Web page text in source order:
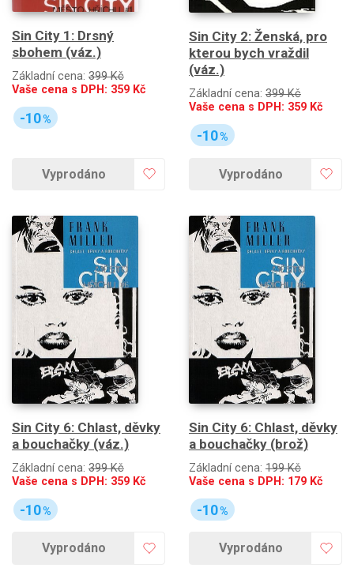
Sin City 1: Drsný
sbohem (váz.)
Základní cena: 399 Kč
Vaše cena s DPH: 359 Kč
-10%
Vyprodáno
Sin City 2: Ženská, pro
kterou bych vraždil
(váz.)
Základní cena: 399 Kč
Vaše cena s DPH: 359 Kč
-10%
Vyprodáno
Sin City 6: Chlast, děvky
a bouchačky (váz.)
Základní cena: 399 Kč
Vaše cena s DPH: 359 Kč
-10%
Vyprodáno
Sin City 6: Chlast, děvky
a bouchačky (brož)
Základní cena: 199 Kč
Vaše cena s DPH: 179 Kč
-10%
Vyprodáno